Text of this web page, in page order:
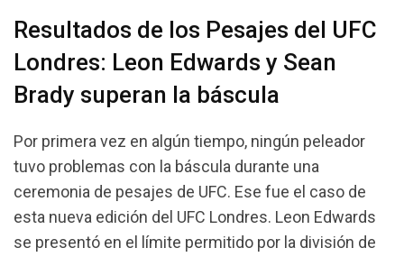
Resultados de los Pesajes del UFC
Londres: Leon Edwards y Sean
Brady superan la báscula
Por primera vez en algún tiempo, ningún peleador
tuvo problemas con la báscula durante una
ceremonia de pesajes de UFC. Ese fue el caso de
esta nueva edición del UFC Londres. Leon Edwards
se presentó en el límite permitido por la división de